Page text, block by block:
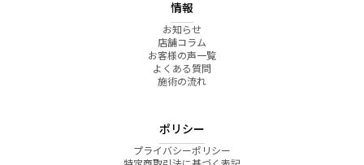
情報
お知らせ
店舗コラム
お客様の声一覧
よくある質問
施術の流れ
ポリシー
プライバシーポリシー